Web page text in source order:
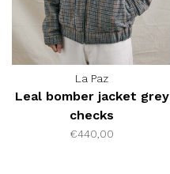
La Paz
Leal bomber jacket grey
checks
€440,00